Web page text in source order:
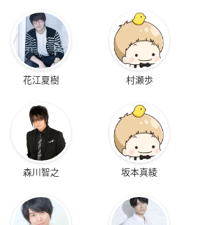
花江夏樹 村瀬歩
森川智之 坂本真綾